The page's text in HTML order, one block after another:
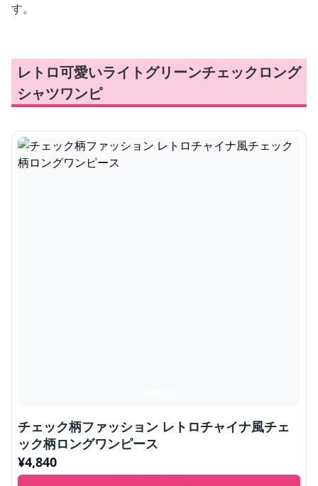
す。
レトロ可愛いライトグリーンチェックロング
シャツワンピ
チェック柄ファッション レトロチャイナ風チェ
ック柄ロングワンピース
¥4,840